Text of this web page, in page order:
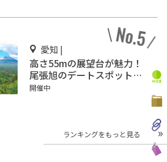
愛知 |
高さ55mの展望台が魅力！
尾張旭のデートスポット
「スカイワードあさひ」
開催中
ランキングをもっと見る